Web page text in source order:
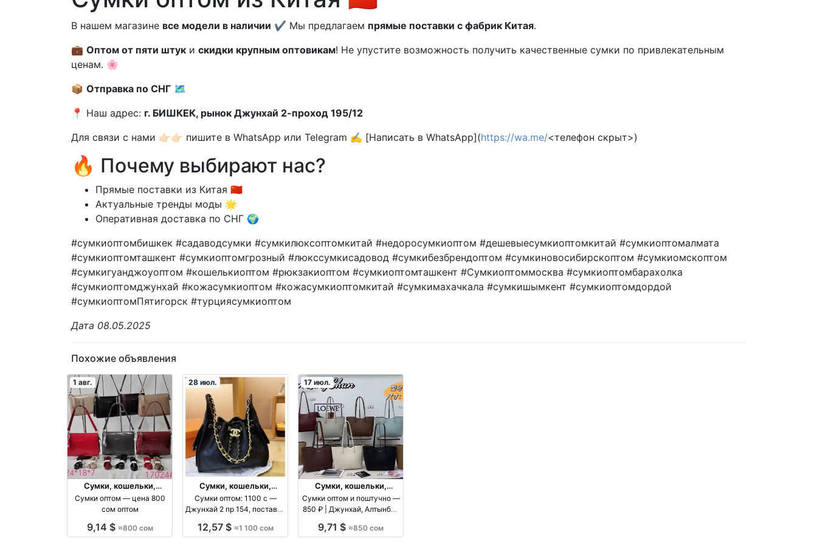
В нашем магазине все модели в наличии ✔️ Мы предлагаем прямые поставки с фабрик Китая.
💼 Оптом от пяти штук и скидки крупным оптовикам! Не упустите возможность получить качественные сумки по привлекательным
ценам. 🌸
📦 Отправка по СНГ 🗺
📍 Наш адрес: г. БИШКЕК, рынок Джунхай 2-проход 195/12
Для связи с нами 👉🏻👉🏻 пишите в WhatsApp или Telegram ✍️ [Написать в WhatsApp](https://wa.me/<телефон скрыт>)
🔥 Почему выбирают нас?
Прямые поставки из Китая 🇨🇳
Актуальные тренды моды 🌟
Оперативная доставка по СНГ 🌍
#сумкиоптомбишкек #садаводсумки #сумкилюксоптомкитай #недоросумкиоптом #дешевыесумкиоптомкитай #сумкиоптомалмата
#сумкиоптомташкент #сумкиоптомгрозный #люкссумкисадовод #сумкибезбрендоптом #сумкиновосибирскоптом #сумкиомскоптом
#сумкигуанджоуоптом #кошелькиоптом #рюкзакиоптом #сумкиоптомташкент #Сумкиоптоммосква #сумкиоптомбарахолка
#сумкиоптомджунхай #кожасумкиоптом #кожасумкиоптомкитай #сумкимахачкала #сумкишымкент #сумкиоптомдордой
#сумкиоптомПятигорск #турциясумкиоптом
Дата 08.05.2025
Похожие объявления
1 авг.
Сумки, кошельки,
чемоданы
Сумки оптом — цена 800
сом оптом
9,14 $ ≈800 сом
28 июл.
Сумки, кошельки,
чемоданы
Сумки оптом: 1100 с —
Джунхай 2 пр 154, поставки
12,57 $ ≈1 100 сом
17 июл.
Сумки, кошельки,
чемоданы
Сумки оптом и поштучно —
850 ₽ | Джунхай, Алтынбек
9,71 $ ≈850 сом